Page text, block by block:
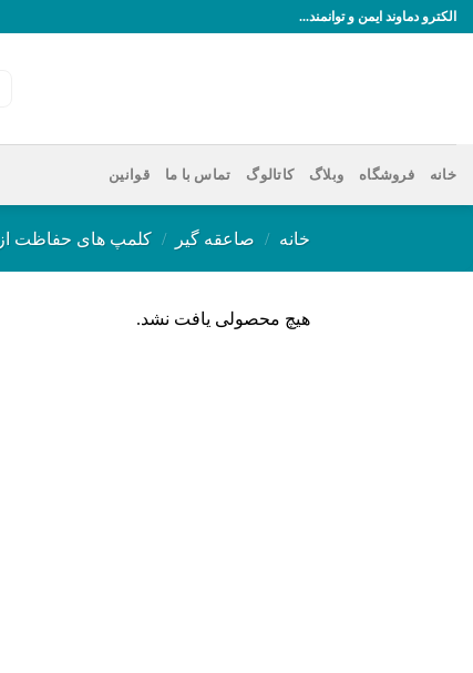
پرشالکترو دماوند ایمن و توانمند...
خانه فروشگاه وبلاگ کاتالوگ تماس با ما قوانین
خانه / صاعقه گیر / کلمپ های حفاظت
هیچ محصولی یافت نشد.